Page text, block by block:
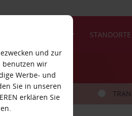
STANDORTE
FAHRZEUG
und zur
benutzen wir
Werbe- und
Sie in unseren
erklären Sie